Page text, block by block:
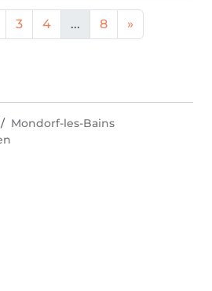
3 4 ... 8 »
Mondorf-les-Bains